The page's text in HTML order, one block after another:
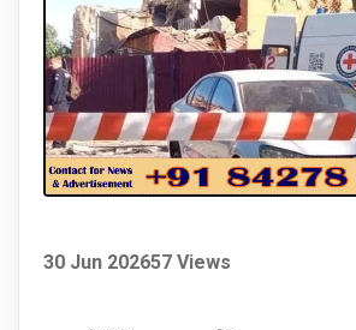
30 Jun 202657 Views